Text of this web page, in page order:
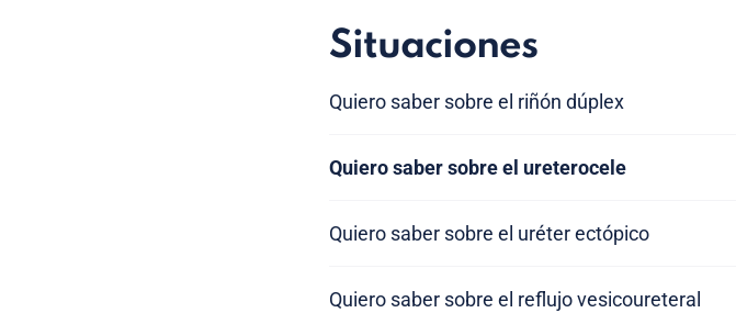
Situaciones
Quiero saber sobre el riñón dúplex
Quiero saber sobre el ureterocele
Quiero saber sobre el uréter ectópico
Quiero saber sobre el reflujo vesicoureteral